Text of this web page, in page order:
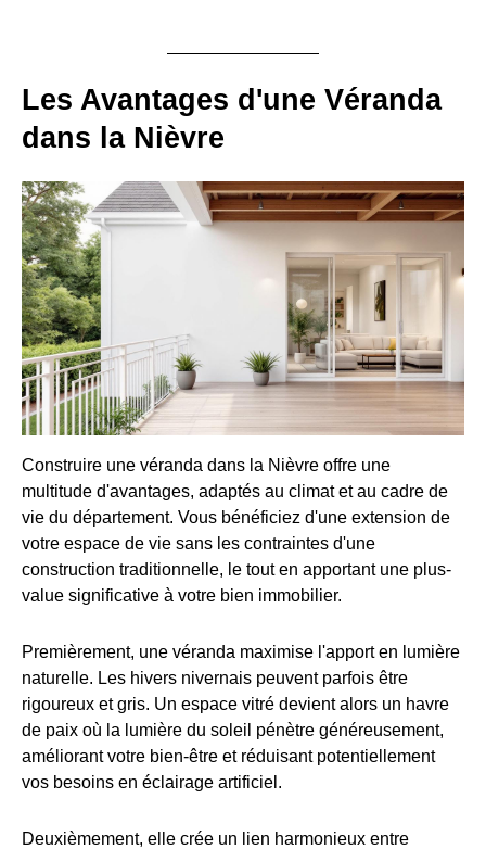
Les Avantages d'une Véranda
dans la Nièvre
Construire une véranda dans la Nièvre offre une
multitude d'avantages, adaptés au climat et au cadre de
vie du département. Vous bénéficiez d'une extension de
votre espace de vie sans les contraintes d'une
construction traditionnelle, le tout en apportant une plus-
value significative à votre bien immobilier.
Premièrement, une véranda maximise l'apport en lumière
naturelle. Les hivers nivernais peuvent parfois être
rigoureux et gris. Un espace vitré devient alors un havre
de paix où la lumière du soleil pénètre généreusement,
améliorant votre bien-être et réduisant potentiellement
vos besoins en éclairage artificiel.
Deuxièmement, elle crée un lien harmonieux entre